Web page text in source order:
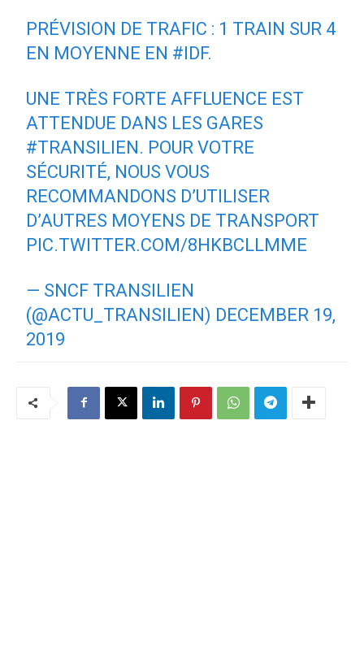
PRÉVISION DE TRAFIC : 1 TRAIN SUR 4
EN MOYENNE EN #IDF.
UNE TRÈS FORTE AFFLUENCE EST
ATTENDUE DANS LES GARES
#TRANSILIEN. POUR VOTRE
SÉCURITÉ, NOUS VOUS
RECOMMANDONS D’UTILISER
D’AUTRES MOYENS DE TRANSPORT
PIC.TWITTER.COM/8HKBCLLMME
— SNCF TRANSILIEN
(@ACTU_TRANSILIEN) DECEMBER 19,
2019